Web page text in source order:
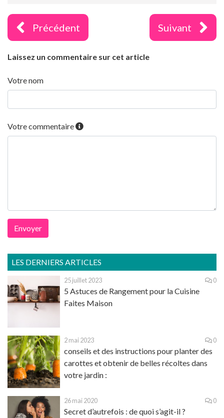
Précédent Suivant
Laissez un commentaire sur cet article
Votre nom
Votre commentaire
Envoyer
LES DERNIERS ARTICLES
25 juillet 2023 0
5 Astuces de Rangement pour la Cuisine
Faites Maison
2 mai 2023 0
conseils et des instructions pour planter des
carottes et obtenir de belles récoltes dans
votre jardin :
26 mai 2020 0
Secret d’autrefois : de quoi s’agit-il ?